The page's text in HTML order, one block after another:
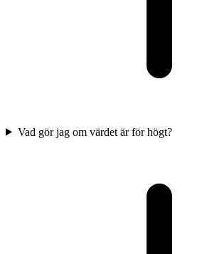
Vad gör jag om värdet är för högt?